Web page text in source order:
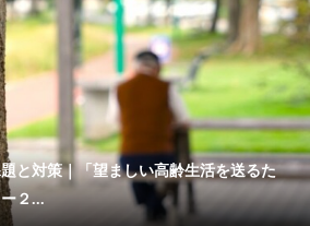
と対策｜「望ましい高齢生活を送るた
２...